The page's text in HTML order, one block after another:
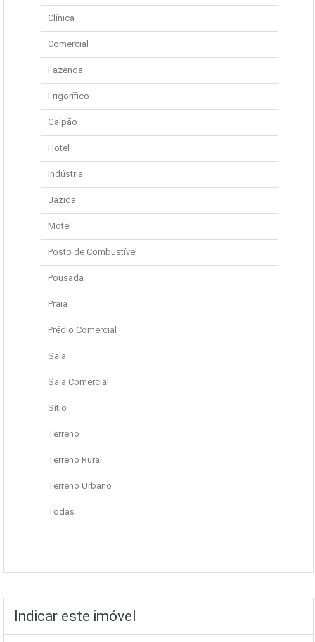
Clínica
Comercial
Fazenda
Frigorífico
Galpão
Hotel
Indústria
Jazida
Motel
Posto de Combustível
Pousada
Praia
Prédio Comercial
Sala
Sala Comercial
Sítio
Terreno
Terreno Rural
Terreno Urbano
Todas
Indicar este imóvel